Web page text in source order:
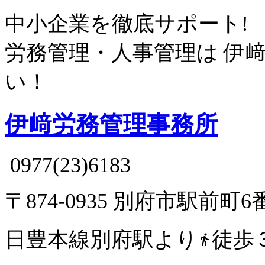
中小企業を徹底サポート!
労務管理・人事管理は伊
い！
伊﨑労務管理事務所
0977(23)6183
〒874-0935 別府市駅前町6
日豊本線別府駅より
 徒歩